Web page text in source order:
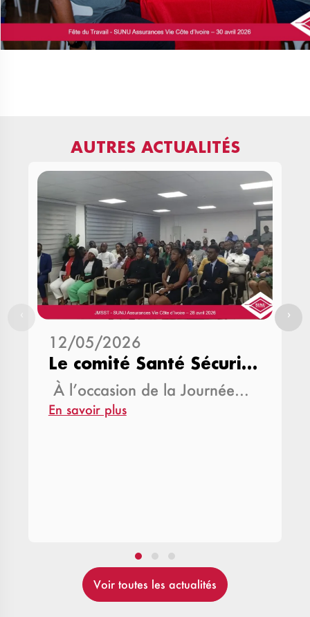
AUTRES ACTUALITÉS
12/05/2026
Le comité Santé Sécurité au Travail (CSST)…
À l’occasion de la Journée…
En savoir plus
›
Voir toutes les actualités